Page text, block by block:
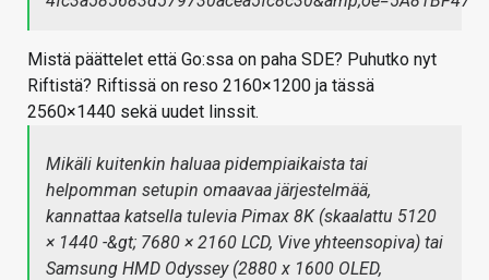
Mistä päättelet että Go:ssa on paha SDE? Puhutko nyt
Riftistä? Riftissä on reso 2160×1200 ja tässä
2560×1440 sekä uudet linssit.
Mikäli kuitenkin haluaa pidempiaikaista tai
helpomman setupin omaavaa järjestelmää,
kannattaa katsella tulevia Pimax 8K (skaalattu 5120
× 1440 -&gt; 7680 × 2160 LCD, Vive yhteensopiva) tai
Samsung HMD Odyssey (2880 x 1600 OLED,